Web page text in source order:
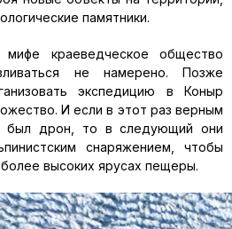
памятники.
краеведческое общество
не намерено. Позже
экспедицию в Коныр
И если в этот раз верным
был дрон, то в следующий они
снаряжением, чтобы
высоких ярусах пещеры.